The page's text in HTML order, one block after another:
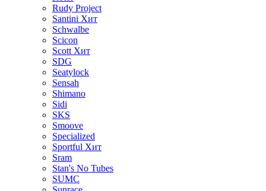
Rudy Project
Santini Хит
Schwalbe
Scicon
Scott Хит
SDG
Seatylock
Sensah
Shimano
Sidi
SKS
Smoove
Specialized
Sportful Хит
Sram
Stan's No Tubes
SUMC